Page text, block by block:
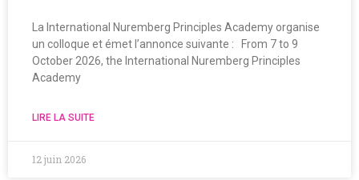
La International Nuremberg Principles Academy organise
un colloque et émet l’annonce suivante : From 7 to 9
October 2026, the International Nuremberg Principles
Academy
LIRE LA SUITE
12 juin 2026